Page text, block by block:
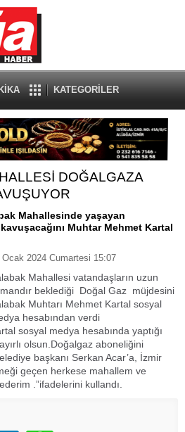
KATEGORİLER
DOĞALGAZA
Mahallesinde yaşayan
Muhtar Mehmet Kartal
Ocak 2024 Cumartesi 15:07
Mahallesi vatandaşların uzun
beklediği Doğal Gaz müjdesini
Muhtarı Mehmet Kartal sosyal
hesabından verdi
sosyal medya hesabında yaptığı
olsun.Doğalgaz aboneliğini
başkanı Serkan Acar’a, İzmir
geçen herkese mahallem ve
.”ifadelerini kullandı.